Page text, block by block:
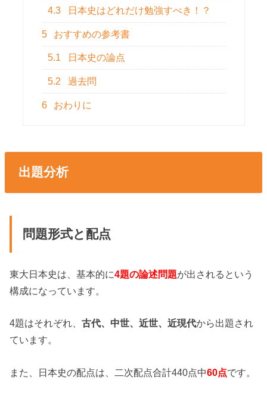
4.3 日本史はどれだけ勉強すべき！？
5 おすすめの参考書
5.1 日本史の論点
5.2 過去問
6 おわりに
出題分析
問題形式と配点
東大日本史は、基本的に4題の論述問題が出されるという
構成になっています。
4題はそれぞれ、古代、中世、近世、近現代から出題され
ています。
また、日本史の配点は、二次配点合計440点中60点です。